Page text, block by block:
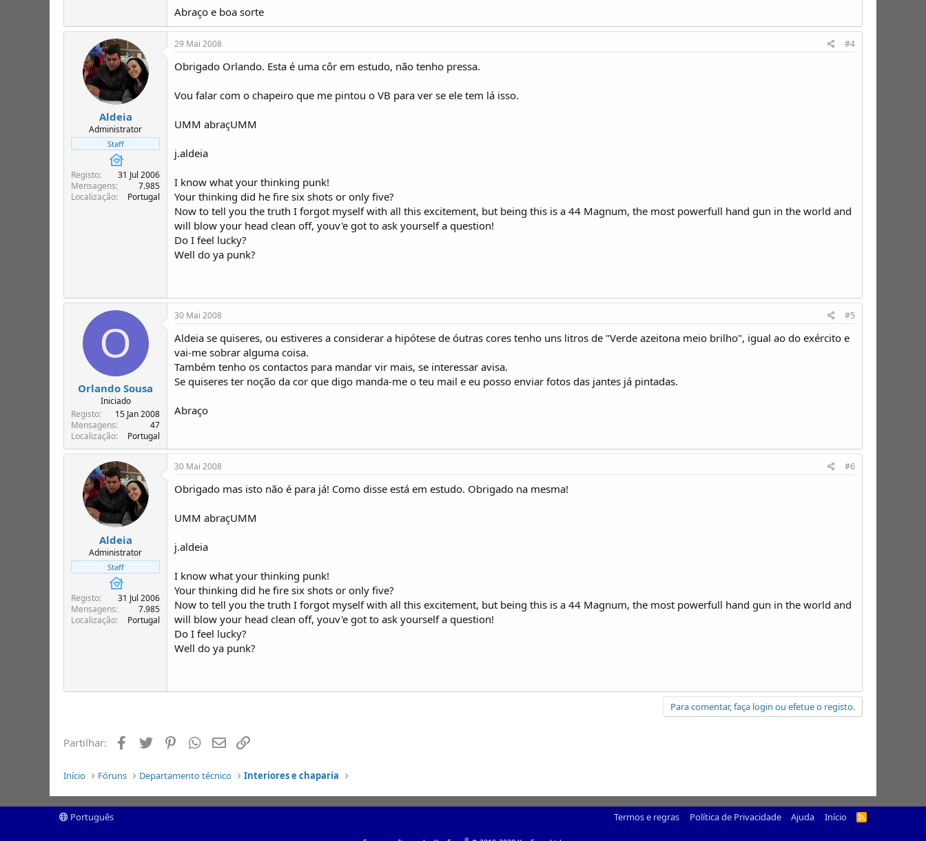
Abraço e boa sorte
Aldeia
Administrator
Staff
Registo
31 Jul 2006
Mensagens
7.985
Localização
Portugal
29 Mai 2008 #4
Obrigado Orlando. Esta é uma côr em estudo, não tenho pressa.
Vou falar com o chapeiro que me pintou o VB para ver se ele tem lá isso.
UMM abraçUMM
j.aldeia
I know what your thinking punk!
Your thinking did he fire six shots or only five?
Now to tell you the truth I forgot myself with all this excitement, but being this is a 44 Magnum, the most powerfull hand gun in the world and
will blow your head clean off, youv'e got to ask yourself a question!
Do I feel lucky?
Well do ya punk?
O
Orlando Sousa
Iniciado
Registo
15 Jan 2008
Mensagens
47
Localização
Portugal
30 Mai 2008 #5
Aldeia se quiseres, ou estiveres a considerar a hipótese de óutras cores tenho uns litros de "Verde azeitona meio brilho", igual ao do exército e
vai-me sobrar alguma coisa.
Também tenho os contactos para mandar vir mais, se interessar avisa.
Se quiseres ter noção da cor que digo manda-me o teu mail e eu posso enviar fotos das jantes já pintadas.
Abraço
Aldeia
Administrator
Staff
Registo
31 Jul 2006
Mensagens
7.985
Localização
Portugal
30 Mai 2008 #6
Obrigado mas isto não é para já! Como disse está em estudo. Obrigado na mesma!
UMM abraçUMM
j.aldeia
I know what your thinking punk!
Your thinking did he fire six shots or only five?
Now to tell you the truth I forgot myself with all this excitement, but being this is a 44 Magnum, the most powerfull hand gun in the world and
will blow your head clean off, youv'e got to ask yourself a question!
Do I feel lucky?
Well do ya punk?
Para comentar, faça login ou efetue o registo.
Partilhar: Facebook
Twitter PinterestWhatsapp
Email
Início Fóruns Departamento técnico Interiores e chaparia
Português Termos e regras Política de Privacidade Ajuda Início
R